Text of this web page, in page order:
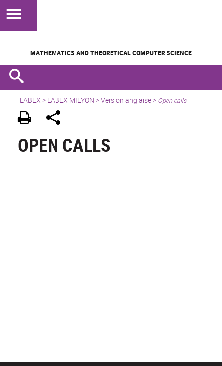
MATHEMATICS ANDTHEORETICAL COMPUTER SCIENCE
LABEX > LABEX MILYON >Version anglaise> Open calls
OPEN CALLS